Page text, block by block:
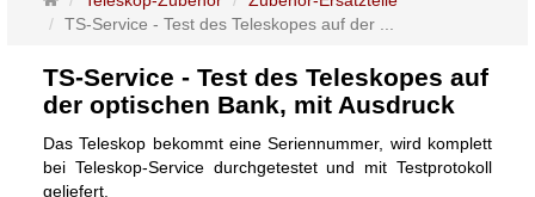
TS-Service - Test des Teleskopes auf der ...
TS-Service - Test des Teleskopes auf
der optischen Bank, mit Ausdruck
Das Teleskop bekommt eine Seriennummer, wird komplett
bei Teleskop-Service durchgetestet und mit Testprotokoll
geliefert.